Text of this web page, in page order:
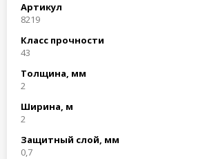
Артикул
8219
Класс прочности
43
Толщина, мм
2
Ширина, м
2
Защитный слой, мм
0,7